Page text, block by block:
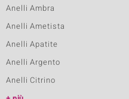
Anelli Ambra
Anelli Ametista
Anelli Apatite
Anelli Argento
Anelli Citrino